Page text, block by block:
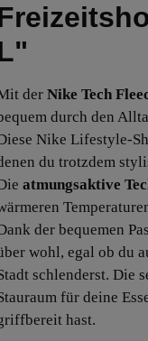
der Nike Tech
durch den
Nike Lifestyle-
du trotzdem
atmungsaktive
der bequemen
wohl, egal ob du
schlenderst. Die
für deine
hast.